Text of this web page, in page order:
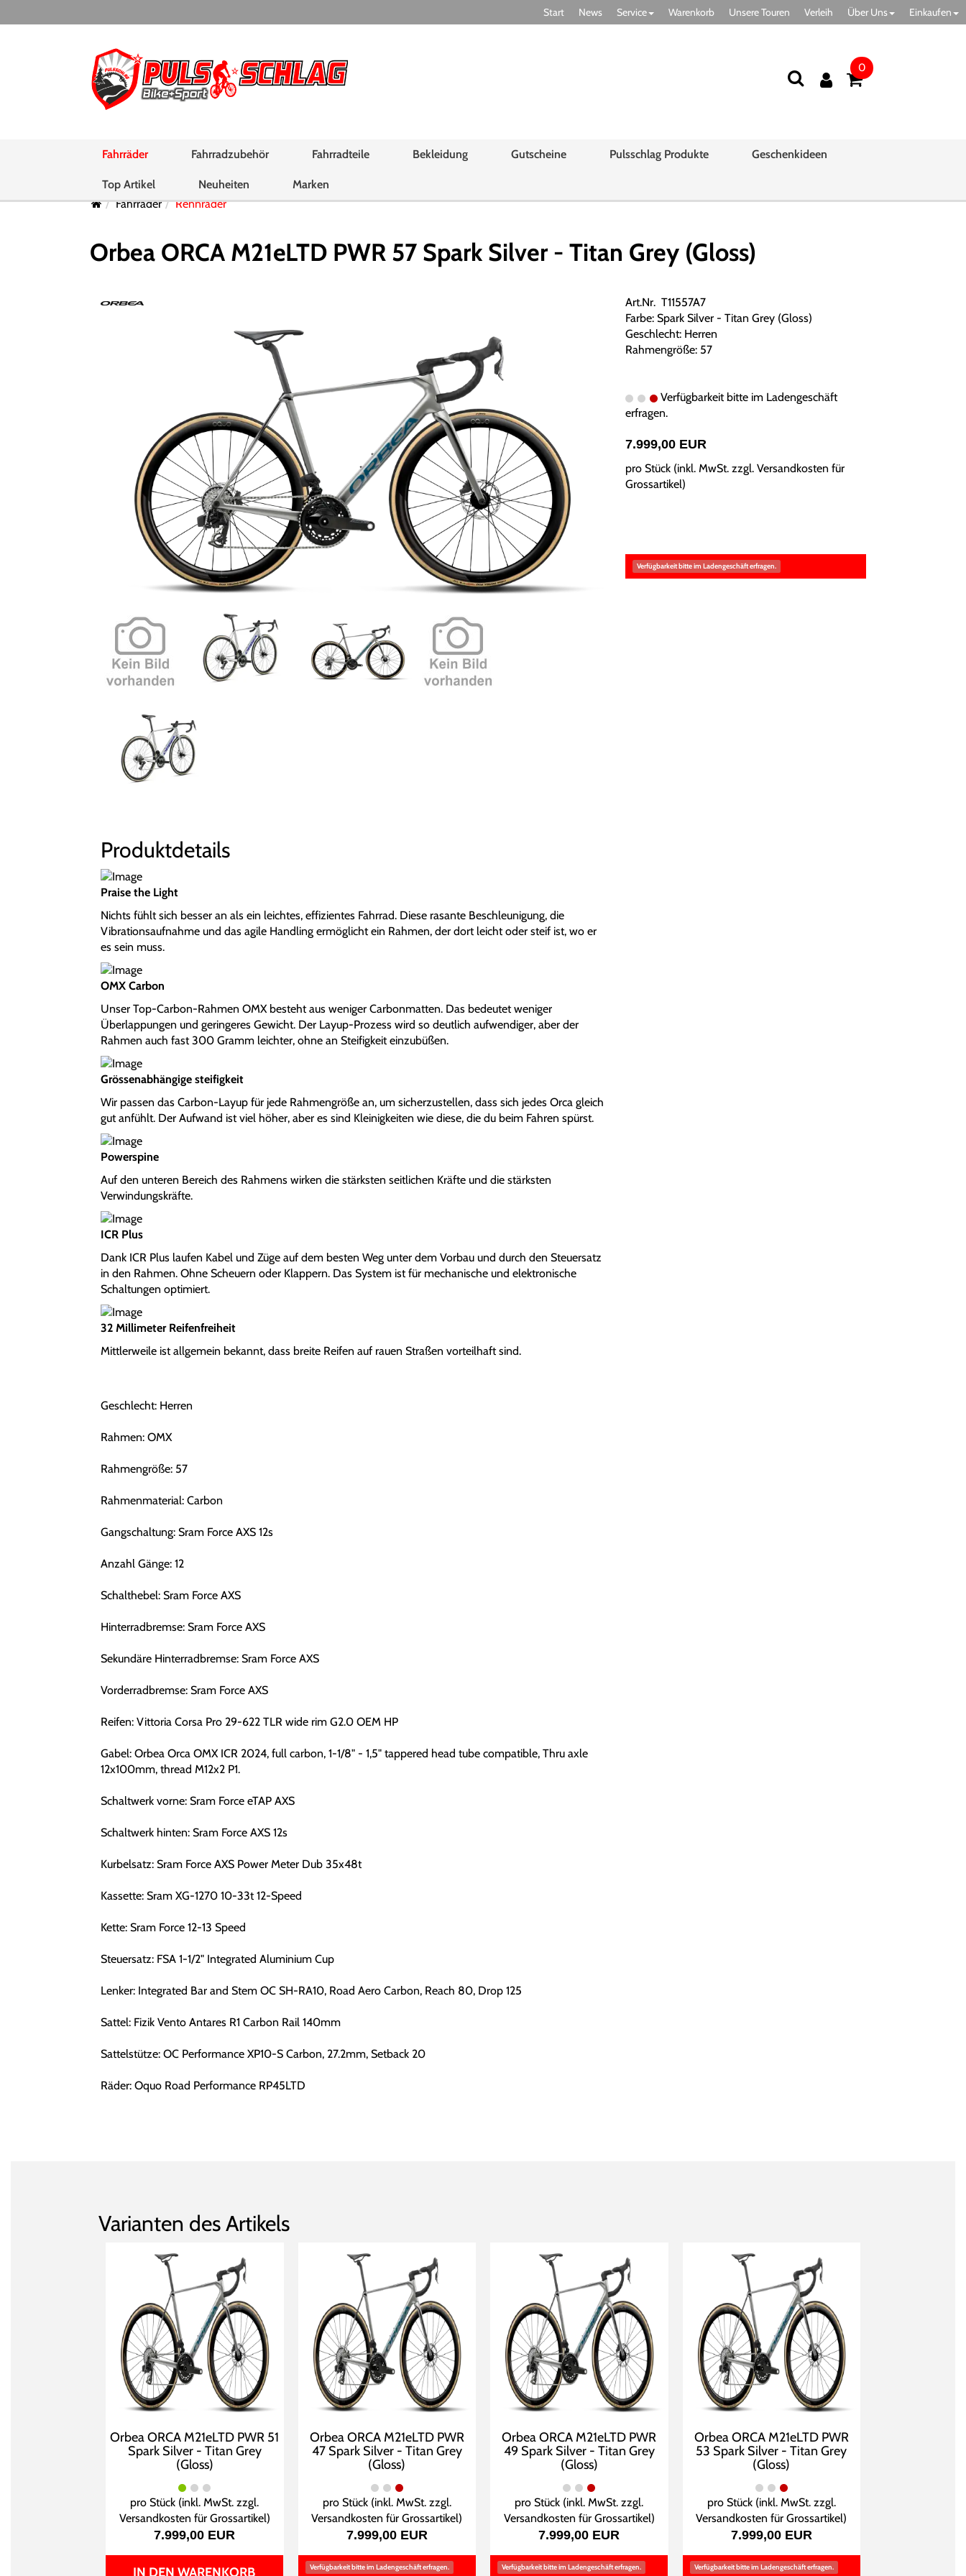
Start News Service Warenkorb Unsere Touren Verleih Über Uns Einkaufen
0
Fahrräder Fahrradzubehör Fahrradteile Bekleidung Gutscheine Pulsschlag Produkte Geschenkideen
Top Artikel Neuheiten
Marken
Fahrräder
Rennräder
Orbea ORCA M21eLTD PWR 57 Spark Silver - Titan Grey (Gloss)
Produktdetails
Praise the Light
Nichts fühlt sich besser an als ein leichtes, effizientes Fahrrad. Diese rasante Beschleunigung, die
Vibrationsaufnahme und das agile Handling ermöglicht ein Rahmen, der dort leicht oder steif ist, wo er
es sein muss.
OMX Carbon
Unser Top-Carbon-Rahmen OMX besteht aus weniger Carbonmatten. Das bedeutet weniger
Überlappungen und geringeres Gewicht. Der Layup-Prozess wird so deutlich aufwendiger, aber der
Rahmen auch fast 300 Gramm leichter, ohne an Steifigkeit einzubüßen.
Grössenabhängige steifigkeit
Wir passen das Carbon-Layup für jede Rahmengröße an, um sicherzustellen, dass sich jedes Orca gleich
gut anfühlt. Der Aufwand ist viel höher, aber es sind Kleinigkeiten wie diese, die du beim Fahren spürst.
Powerspine
Auf den unteren Bereich des Rahmens wirken die stärksten seitlichen Kräfte und die stärksten
Verwindungskräfte.
ICR Plus
Dank ICR Plus laufen Kabel und Züge auf dem besten Weg unter dem Vorbau und durch den Steuersatz
in den Rahmen. Ohne Scheuern oder Klappern. Das System ist für mechanische und elektronische
Schaltungen optimiert.
32 Millimeter Reifenfreiheit
Mittlerweile ist allgemein bekannt, dass breite Reifen auf rauen Straßen vorteilhaft sind.
Geschlecht: Herren
Rahmen: OMX
Rahmengröße: 57
Rahmenmaterial: Carbon
Gangschaltung: Sram Force AXS 12s
Anzahl Gänge: 12
Schalthebel: Sram Force AXS
Hinterradbremse: Sram Force AXS
Sekundäre Hinterradbremse: Sram Force AXS
Vorderradbremse: Sram Force AXS
Reifen: Vittoria Corsa Pro 29-622 TLR wide rim G2.0 OEM HP
Gabel: Orbea Orca OMX ICR 2024, full carbon, 1-1/8" - 1,5" tappered head tube compatible, Thru axle
12x100mm, thread M12x2 P1.
Schaltwerk vorne: Sram Force eTAP AXS
Schaltwerk hinten: Sram Force AXS 12s
Kurbelsatz: Sram Force AXS Power Meter Dub 35x48t
Kassette: Sram XG-1270 10-33t 12-Speed
Kette: Sram Force 12-13 Speed
Steuersatz: FSA 1-1/2" Integrated Aluminium Cup
Lenker: Integrated Bar and Stem OC SH-RA10, Road Aero Carbon, Reach 80, Drop 125
Sattel: Fizik Vento Antares R1 Carbon Rail 140mm
Sattelstütze: OC Performance XP10-S Carbon, 27.2mm, Setback 20
Räder: Oquo Road Performance RP45LTD
Art.Nr. T11557A7
Farbe: Spark Silver - Titan Grey (Gloss)
Geschlecht: Herren
Rahmengröße: 57
Verfügbarkeit bitte im Ladengeschäft
erfragen.
7.999,00 EUR
pro Stück (inkl. MwSt. zzgl. Versandkosten für
Grossartikel)
Verfügbarkeit bitte im Ladengeschäft erfragen.
Varianten des Artikels
Orbea ORCA M21eLTD PWR 51
Spark Silver - Titan Grey
(Gloss)
pro Stück (inkl. MwSt. zzgl.
Versandkosten für Grossartikel)
7.999,00 EUR
IN DEN WARENKORB
Orbea ORCA M21eLTD PWR
47 Spark Silver - Titan Grey
(Gloss)
pro Stück (inkl. MwSt. zzgl.
Versandkosten für Grossartikel)
7.999,00 EUR
Verfügbarkeit bitte im Ladengeschäft erfragen.
Orbea ORCA M21eLTD PWR
49 Spark Silver - Titan Grey
(Gloss)
pro Stück (inkl. MwSt. zzgl.
Versandkosten für Grossartikel)
7.999,00 EUR
Verfügbarkeit bitte im Ladengeschäft erfragen.
Orbea ORCA M21eLTD PWR
53 Spark Silver - Titan Grey
(Gloss)
pro Stück (inkl. MwSt. zzgl.
Versandkosten für Grossartikel)
7.999,00 EUR
Verfügbarkeit bitte im Ladengeschäft erfragen.